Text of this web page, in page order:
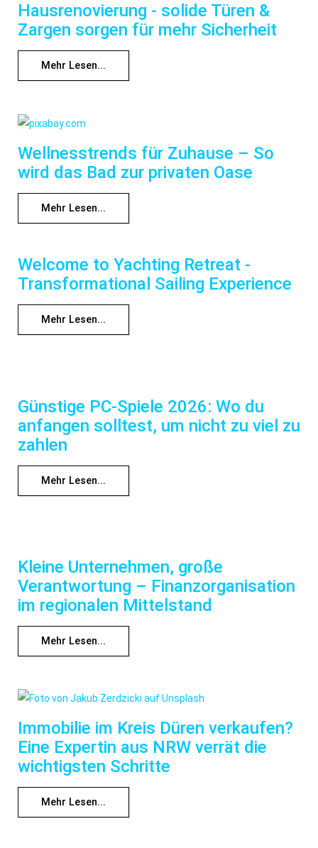
Hausrenovierung - solide Türen &
Zargen sorgen für mehr Sicherheit
Mehr Lesen...
Wellnesstrends für Zuhause – So
wird das Bad zur privaten Oase
Mehr Lesen...
Welcome to Yachting Retreat -
Transformational Sailing Experience
Mehr Lesen...
Günstige PC-Spiele 2026: Wo du
anfangen solltest, um nicht zu viel zu
zahlen
Mehr Lesen...
Kleine Unternehmen, große
Verantwortung – Finanzorganisation
im regionalen Mittelstand
Mehr Lesen...
Immobilie im Kreis Düren verkaufen?
Eine Expertin aus NRW verrät die
wichtigsten Schritte
Mehr Lesen...